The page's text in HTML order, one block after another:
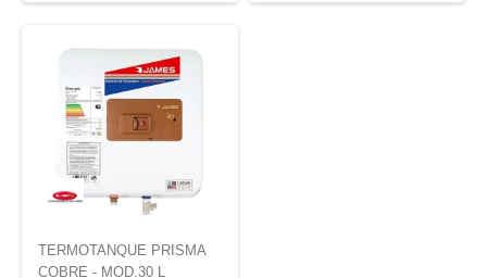
TERMOTANQUE PRISMA
COBRE - MOD.30 L